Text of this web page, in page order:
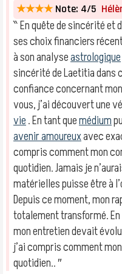
★★★★ Note: 4/5
‶ En quête de sincérité et
ses choix financiers
à son analyseastrologique
sincérité de Laetitia dans
confiance concernant
vous, j’ai découvert une
vie. En tant quemédium
avenir amoureuxavec
compris comment mon
quotidien. Jamais je
matérielles puisse être à
Depuis ce moment, mon
totalement transformé.
mon entretien devait
j’ai compris comment mon
quotidien.. ″